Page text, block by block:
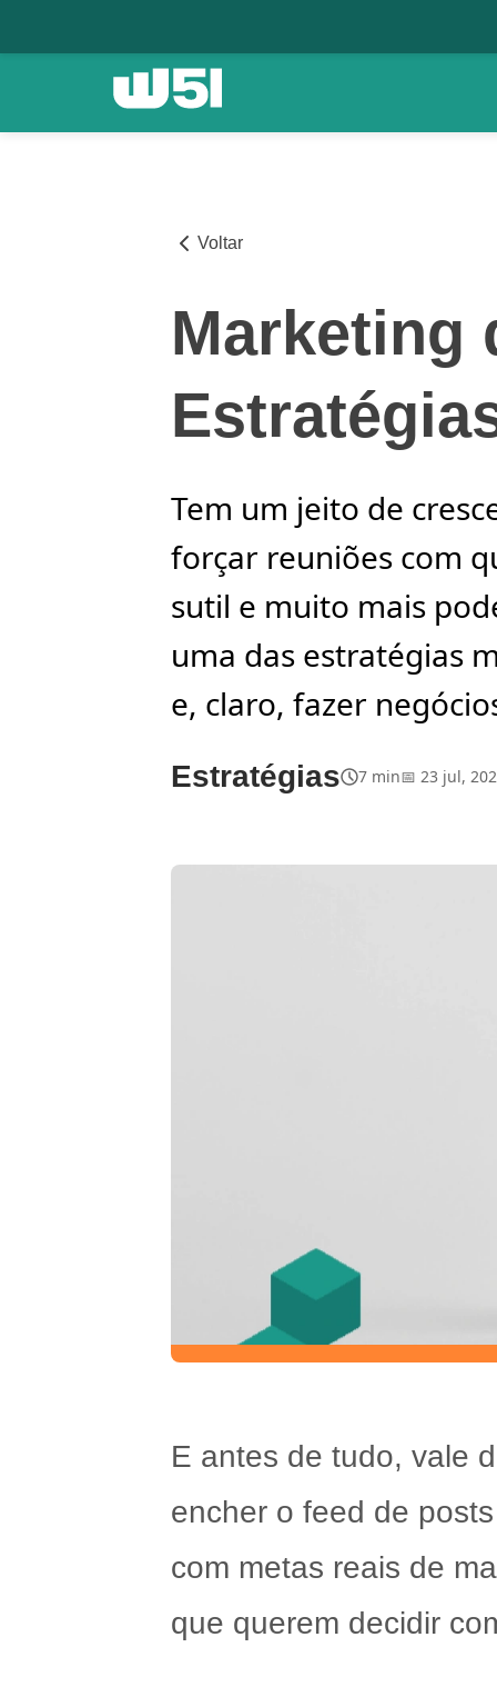
Voltar
Marketing
Tem um jeito de
forçar reuniões com
sutil e muito mais
uma das estratégias
e, claro, fazer
Estratégias 7 min📅 23 jul,
E antes de tudo, vale
encher o feed de
com metas reais de
que querem decidir